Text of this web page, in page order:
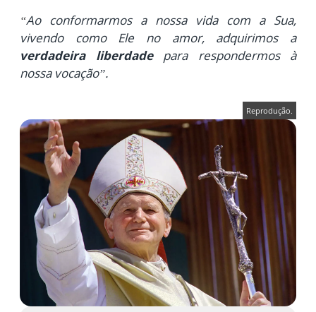
“Ao conformarmos a nossa vida com a Sua,
vivendo como Ele no amor, adquirimos a
verdadeira liberdadepara respondermos à
nossa vocação”.
Reprodução.